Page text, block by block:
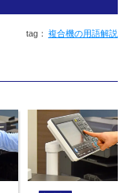
複合機の用語解説